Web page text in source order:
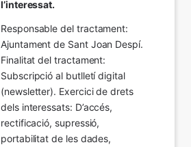
l’interessat.
Responsable del tractament:
Ajuntament de Sant Joan Despí.
Finalitat del tractament:
Subscripció al butlletí digital
(newsletter). Exercici de drets
dels interessats: D’accés,
rectificació, supressió,
portabilitat de les dades,